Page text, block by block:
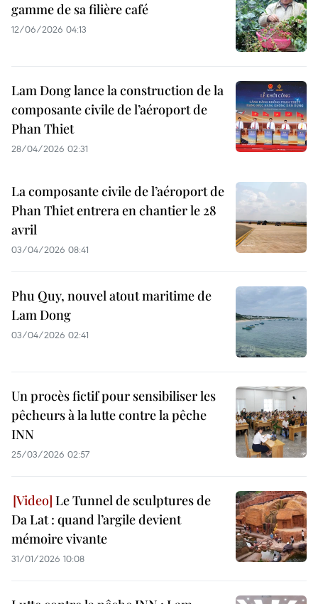
gamme de sa filière café
12/06/2026 04:13
Lam Dong lance la construction de la
composante civile de l’aéroport de
Phan Thiet
28/04/2026 02:31
La composante civile de l’aéroport de
Phan Thiet entrera en chantier le 28
avril
03/04/2026 08:41
Phu Quy, nouvel atout maritime de
Lam Dong
03/04/2026 02:41
Un procès fictif pour sensibiliser les
pêcheurs à la lutte contre la pêche
INN
25/03/2026 02:57
Le Tunnel de sculptures de
Da Lat : quand l’argile devient
mémoire vivante
31/01/2026 10:08